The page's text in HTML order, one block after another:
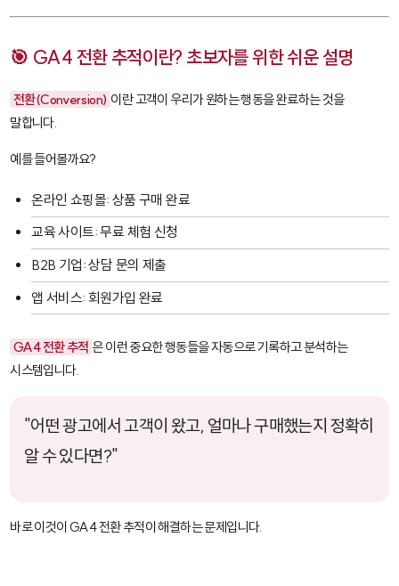
🎯 GA4 전환 추적이란? 초보자를 위한 쉬운 설명
전환(Conversion) 이란 고객이 우리가 원하는 행동을 완료하는 것을
말합니다.
예를 들어볼까요?
온라인 쇼핑몰: 상품 구매 완료
교육 사이트: 무료 체험 신청
B2B 기업: 상담 문의 제출
앱 서비스: 회원가입 완료
GA4 전환 추적 은 이런 중요한 행동들을 자동으로 기록하고 분석하는
시스템입니다.
"어떤 광고에서 고객이 왔고, 얼마나 구매했는지 정확히
알 수 있다면?"
바로 이것이 GA4 전환 추적이 해결하는 문제입니다.